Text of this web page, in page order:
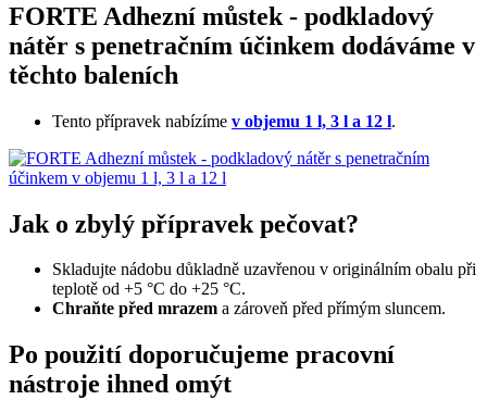
FORTE Adhezní můstek - podkladový
nátěr s penetračním účinkem dodáváme v
těchto baleních
Tento přípravek nabízíme v objemu 1 l, 3 l a 12 l.
Jak o zbylý přípravek pečovat?
Skladujte nádobu důkladně uzavřenou v originálním obalu při
teplotě od +5 °C do +25 °C.
Chraňte před mrazem a zároveň před přímým sluncem.
Po použití doporučujeme pracovní
nástroje ihned omýt